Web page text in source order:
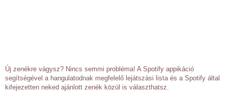
Új zenékre vágysz? Nincs semmi probléma! A Spotify appikáció
segítségével a hangulatodnak megfelelő lejátszási lista és a Spotify által
kifejezetten neked ajánlott zenék közül is választhatsz.